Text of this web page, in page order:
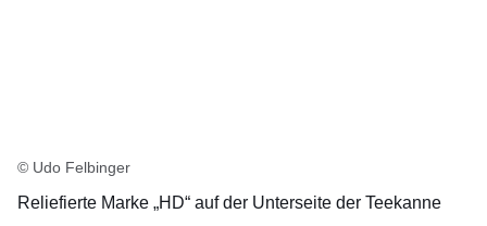
© Udo Felbinger
Reliefierte Marke „HD“ auf der Unterseite der Teekanne